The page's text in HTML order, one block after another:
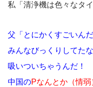
私「清浄機は色々なタ
父「とにかくすごいんだ
みんなびっくりしてたな
吸いついちゃうんだ！
中国のPなんとか（情弱